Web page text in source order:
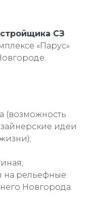
СЗ
«Паpуc»
(возможность
идеи
на рельефные
Новгорода.